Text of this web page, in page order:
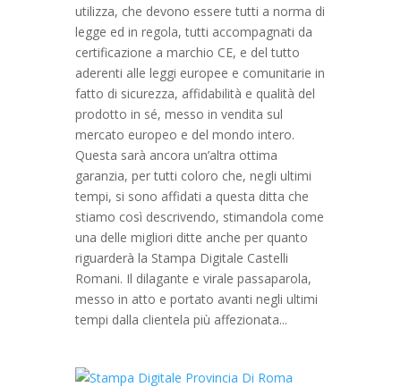
utilizza, che devono essere tutti a norma di
legge ed in regola, tutti accompagnati da
certificazione a marchio CE, e del tutto
aderenti alle leggi europee e comunitarie in
fatto di sicurezza, affidabilità e qualità del
prodotto in sé, messo in vendita sul
mercato europeo e del mondo intero.
Questa sarà ancora un’altra ottima
garanzia, per tutti coloro che, negli ultimi
tempi, si sono affidati a questa ditta che
stiamo così descrivendo, stimandola come
una delle migliori ditte anche per quanto
riguarderà la Stampa Digitale Castelli
Romani. Il dilagante e virale passaparola,
messo in atto e portato avanti negli ultimi
tempi dalla clientela più affezionata...